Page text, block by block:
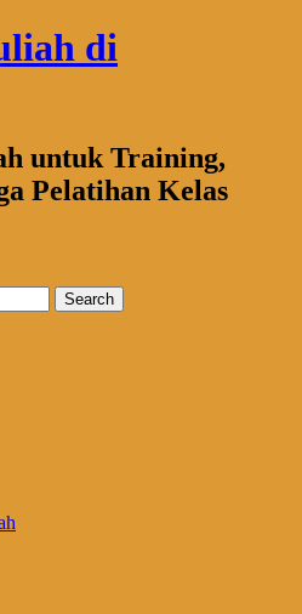
di
untuk Training,
Pelatihan Kelas